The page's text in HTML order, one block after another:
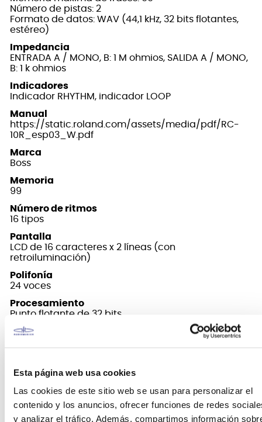
Esta página web usa cookies
Las cookies de este sitio web se usan para personalizar el
contenido y los anuncios, ofrecer funciones de redes
y analizar el tráfico. Además, compartimos información
Número de pistas: 2
Formato de datos: WAV (44,1 kHz, 32 bits flotantes,
estéreo)
Impedancia
ENTRADA A / MONO, B: 1 M ohmios, SALIDA A / MONO,
B: 1 k ohmios
Indicadores
Indicador RHYTHM, indicador LOOP
Manual
https://static.roland.com/assets/media/pdf/RC-
10R_esp03_W.pdf
Marca
Boss
Memoria
99
Número de ritmos
16 tipos
Pantalla
LCD de 16 caracteres x 2 líneas (con
retroiluminación)
Polifonía
24 voces
Procesamiento
Punto flotante de 32 bits
Promote
RHYTHM switch, LOOP switch,VALUE knob, RHYTHM
LEVEL knob, LOOP LEVEL knob,MENU button, EXIT
button
Alimentación
Adaptador de CA